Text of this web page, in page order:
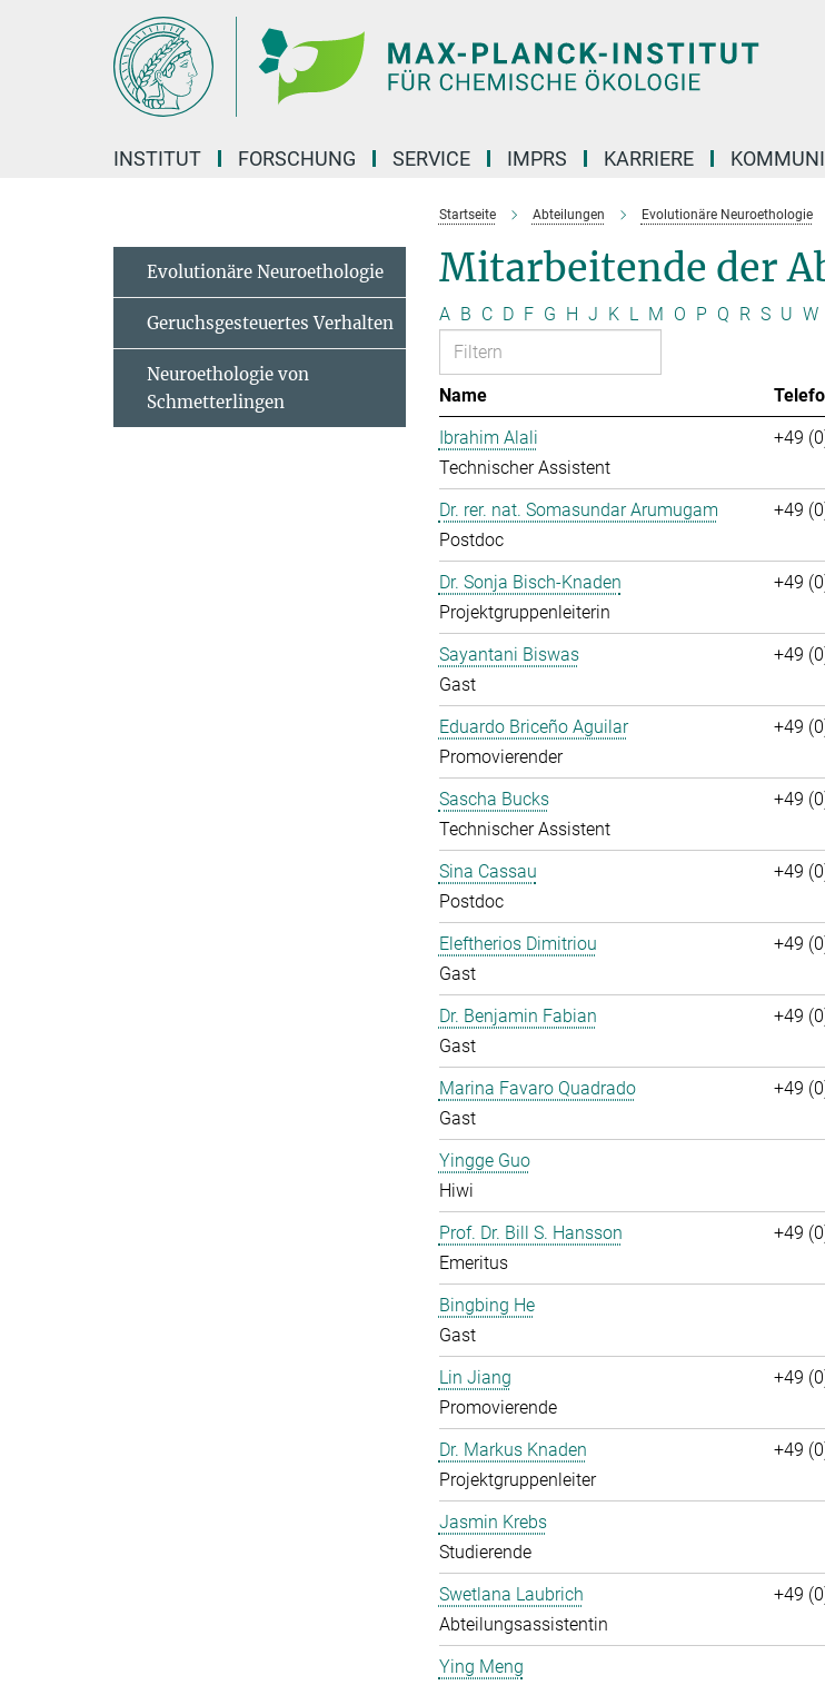
INSTITUT FORSCHUNG SERVICE IMPRS KARRIERE
Startseite Abteilungen Evolutionäre Neuroethologie
Mitarbeitende der
A B C D F G H J K L M O P Q R S U W
Name
Ibrahim Alali
Technischer Assistent
+49
Dr. rer. nat. Somasundar Arumugam
Postdoc
+49
Dr. Sonja Bisch-Knaden
Projektgruppenleiterin
+49
Sayantani Biswas
Gast
+49
Eduardo Briceño Aguilar
Promovierender
+49
Sascha Bucks
Technischer Assistent
+49
Sina Cassau
Postdoc
+49
Eleftherios Dimitriou
Gast
+49
Dr. Benjamin Fabian
Gast
+49
Marina Favaro Quadrado
Gast
+49
Yingge Guo
Hiwi
Prof. Dr. Bill S. Hansson
Emeritus
+49
Bingbing He
Gast
Lin Jiang
Promovierende
+49
Dr. Markus Knaden
Projektgruppenleiter
+49
Jasmin Krebs
Studierende
Swetlana Laubrich
Abteilungsassistentin
+49
Ying Meng
Evolutionäre Neuroethologie
Geruchsgesteuertes Verhalten
Neuroethologie von
Schmetterlingen